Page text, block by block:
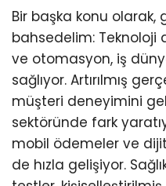
Bir başka konu
bahsedelim: Teknoloji
ve otomasyon, iş
sağlıyor. Artırılmış
müşteri deneyimini
sektöründe fark
mobil ödemeler ve
de hızla gelişiyor.